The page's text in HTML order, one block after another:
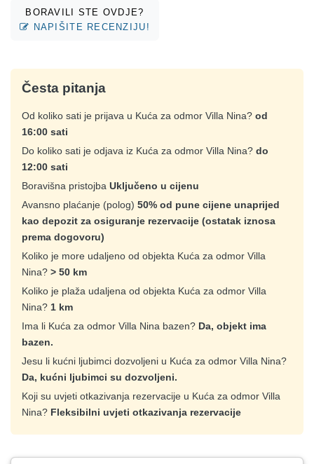
BORAVILI STE OVDJE?
NAPIŠITE RECENZIJU!
Česta pitanja
Od koliko sati je prijava u Kuća za odmor Villa Nina? od
16:00 sati
Do koliko sati je odjava iz Kuća za odmor Villa Nina? do
12:00 sati
Boravišna pristojba Uključeno u cijenu
Avansno plaćanje (polog) 50% od pune cijene unaprijed
kao depozit za osiguranje rezervacije (ostatak iznosa
prema dogovoru)
Koliko je more udaljeno od objekta Kuća za odmor Villa
Nina? > 50 km
Koliko je plaža udaljena od objekta Kuća za odmor Villa
Nina? 1 km
Ima li Kuća za odmor Villa Nina bazen? Da, objekt ima
bazen.
Jesu li kućni ljubimci dozvoljeni u Kuća za odmor Villa Nina?
Da, kućni ljubimci su dozvoljeni.
Koji su uvjeti otkazivanja rezervacije u Kuća za odmor Villa
Nina? Fleksibilni uvjeti otkazivanja rezervacije